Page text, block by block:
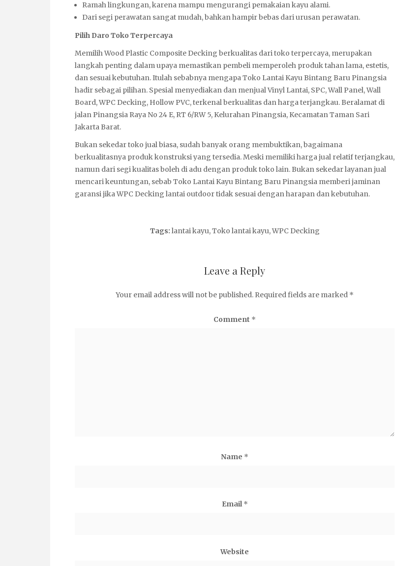
Ramah lingkungan, karena mampu mengurangi pemakaian kayu alami.
Dari segi perawatan sangat mudah, bahkan hampir bebas dari urusan perawatan.
Pilih Daro Toko Terpercaya
Memilih Wood Plastic Composite Decking berkualitas dari toko terpercaya, merupakan
langkah penting dalam upaya memastikan pembeli memperoleh produk tahan lama, estetis,
dan sesuai kebutuhan. Itulah sebabnya mengapa Toko Lantai Kayu Bintang Baru Pinangsia
hadir sebagai pilihan. Spesial menyediakan dan menjual Vinyl Lantai, SPC, Wall Panel, Wall
Board, WPC Decking, Hollow PVC, terkenal berkualitas dan harga terjangkau. Beralamat di
jalan Pinangsia Raya No 24 E, RT 6/RW 5, Kelurahan Pinangsia, Kecamatan Taman Sari
Jakarta Barat.
Bukan sekedar toko jual biasa, sudah banyak orang membuktikan, bagaimana
berkualitasnya produk konstruksi yang tersedia. Meski memiliki harga jual relatif terjangkau,
namun dari segi kualitas boleh di adu dengan produk toko lain. Bukan sekedar layanan jual
mencari keuntungan, sebab Toko Lantai Kayu Bintang Baru Pinangsia memberi jaminan
garansi jika WPC Decking lantai outdoor tidak sesuai dengan harapan dan kebutuhan.
Tags: lantai kayu,Toko lantai kayu,WPC Decking
Leave a Reply
Your email address will not be published. Required fields are marked *
Comment *
Name *
Email *
Website